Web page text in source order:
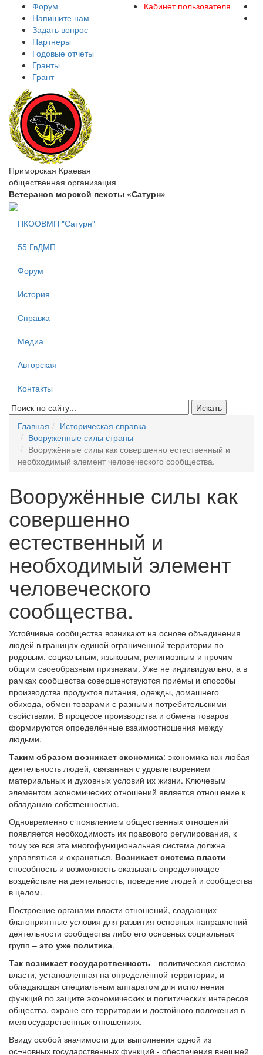
Форум
Напишите нам
Задать вопрос
Партнеры
Годовые отчеты
Гранты
Грант
Кабинет пользователя
Приморская Краевая
общественная организация
Ветеранов морской пехоты «Сатурн»
ПКООВМП "Сатурн"
55 ГвДМП
Форум
История
Справка
Медиа
Авторская
Контакты
Главная
Историческая справка
Вооруженные силы страны
Вооружённые силы как совершенно естественный и
необходимый элемент человеческого сообщества.
Вооружённые силы как
совершенно
естественный и
необходимый элемент
человеческого
сообщества.
Устойчивые сообщества возникают на основе объединения
людей в границах единой ограниченной территории по
родовым, социальным, языковым, религиозным и прочим
общим своеобразным признакам. Уже не индивидуально, а в
рамках сообщества совершенствуются приёмы и способы
производства продуктов питания, одежды, домашнего
обихода, обмен товарами с разными потребительскими
свойствами. В процессе производства и обмена товаров
формируются определённые взаимоотношения между
людьми.
Таким образом возникает экономика: экономика как любая
деятельность людей, связанная с удовлетворением
материальных и духовных условий их жизни. Ключевым
элементом экономических отношений является отношение к
обладанию собственностью.
Одновременно с появлением общественных отношений
появляется необходимость их правового регулирования, к
тому же вся эта многофункциональная система должна
управляться и охраняться. Возникает система власти -
способность и возможность оказывать определяющее
воздействие на деятельность, поведение людей и сообщества
в целом.
Построение органами власти отношений, создающих
благоприятные условия для развития основных направлений
деятельности сообщества либо его основных социальных
групп – это уже политика.
Так возникает государственность - политическая система
власти, установленная на определённой территории, и
обладающая специальным аппаратом для исполнения
функций по защите экономических и политических интересов
общества, охране его территории и достойного положения в
межгосударственных отношениях.
Ввиду особой значимости для выполнения одной из
ос¬новных государственных функций - обеспечения внешней